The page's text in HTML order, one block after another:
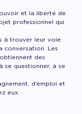
et la liberté de
professionnel qui
à trouver leur voie
conversation. Les
des
se questionner, à se
d’emploi et
eux.